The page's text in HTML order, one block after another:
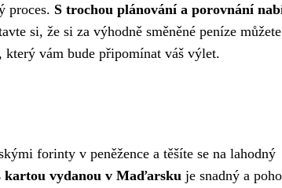
proces. S trochou plánování a porovnání
si, že si za výhodně směněné peníze můžete
který vám bude připomínat váš výlet.
forinty v peněžence a těšíte se na lahodný
kartou vydanou v Maďarsku je snadný a